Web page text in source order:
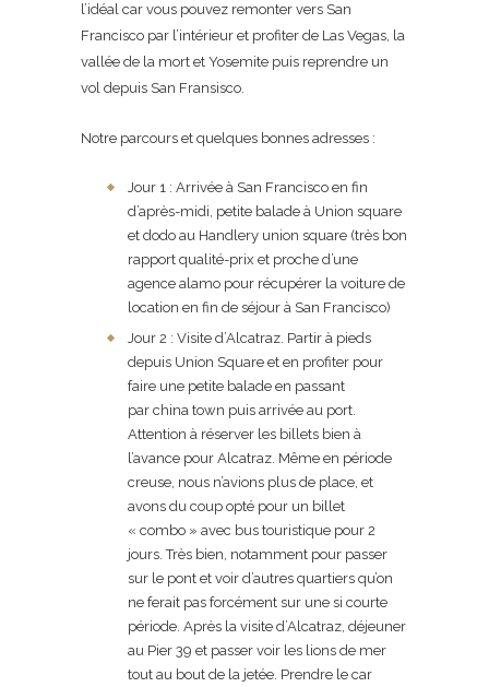
l’idéal car vous pouvez remonter vers San
Francisco par l’intérieur et profiter de Las Vegas, la
vallée de la mort et Yosemite puis reprendre un
vol depuis San Fransisco.
Notre parcours et quelques bonnes adresses :
Jour 1 : Arrivée à San Francisco en fin
d’après-midi, petite balade à Union square
et dodo au Handlery union square (très bon
rapport qualité-prix et proche d’une
agence alamo pour récupérer la voiture de
location en fin de séjour à San Francisco)
Jour 2 : Visite d’Alcatraz. Partir à pieds
depuis Union Square et en profiter pour
faire une petite balade en passant
par china town puis arrivée au port.
Attention à réserver les billets bien à
l’avance pour Alcatraz. Même en période
creuse, nous n’avions plus de place, et
avons du coup opté pour un billet
« combo » avec bus touristique pour 2
jours. Très bien, notamment pour passer
sur le pont et voir d’autres quartiers qu’on
ne ferait pas forcément sur une si courte
période. Après la visite d’Alcatraz, déjeuner
au Pier 39 et passer voir les lions de mer
tout au bout de la jetée. Prendre le car